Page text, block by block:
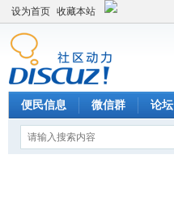
设为首页 收藏本站
便民信息 微信群 论坛